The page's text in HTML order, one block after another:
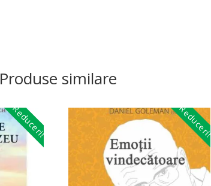
Produse similare
Reduceri! Reduceri!